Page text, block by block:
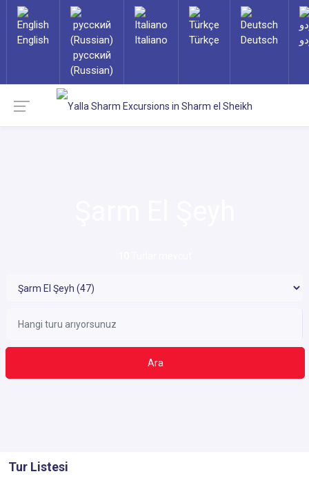
English
русский
(Russian)
Italiano Türkçe Deutsch
Ara
Tur Listesi